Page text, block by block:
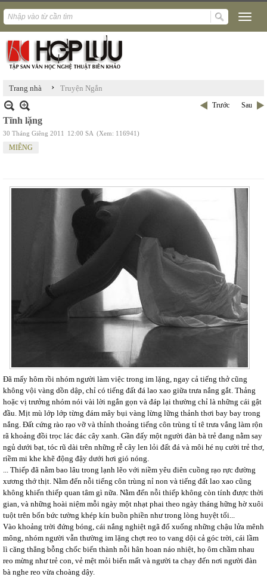
Trang nhà › Truyện Ngắn
Trước Sau
Tĩnh lặng
30 Tháng Giêng 2011 12:00 SA (Xem: 116941)
MIÊNG
Đã mấy hôm rồi nhóm người làm việc trong im lặng, ngay cả tiếng thở cũng
không vội vàng dồn dập, chỉ có tiếng đất đá lao xao giữa trưa nắng gắt. Thảng
hoặc vị trưởng nhóm nói vài lời ngắn gọn và đáp lại thường chỉ là những cái gật
đầu. Mịt mù lớp lớp từng đám mây bụi vàng lừng lững thảnh thơi bay bay trong
nắng. Đất cứng rào rạo vỡ và thỉnh thoảng tiếng côn trùng tỉ tê trưa vắng làm rộn
rã khoảng đồi trọc lác đác cây xanh. Gần đấy một người đàn bà trẻ đang nằm say
ngủ dưới bạt, tóc rũ dài trên những rễ cây len lỏi đất đá và môi hé nụ cười trẻ thơ,
riềm mi khe khẽ động đậy dưới hơi gió nóng.
... Thiếp đã nằm bao lâu trong lạnh lẽo với niềm yêu điên cuồng rạo rực đường
xương thớ thịt. Nằm đến nỗi tiếng côn trùng nỉ non và tiếng đất lao xao cũng
không khiến thiếp quan tâm gì nữa. Nằm đến nỗi thiếp không còn tính được thời
gian, và những hoài niệm mỗi ngày một nhạt phai theo ngày tháng hững hờ xuôi
tuột trên bốn bức tường khép kín buồn phiền như trong lòng huyệt tối...
Vào khoảng trời đứng bóng, cái nắng nghiệt ngã đổ xuống những chậu lửa mênh
mông, nhóm người vẫn thường im lặng chợt reo to vang dội cả góc trời, cái lầm
lì căng thẳng bỗng chốc biến thành nỗi hân hoan náo nhiệt, họ ôm chầm nhau
reo mừng như trẻ con, vẻ mệt mỏi biến mất và người ta chạy đến nơi người đàn
bà nghe reo vừa choàng dậy.